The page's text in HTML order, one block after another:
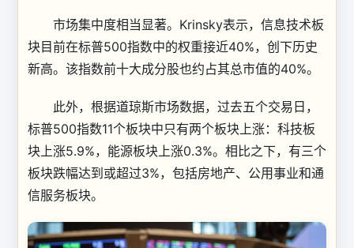
市场集中度相当显著。Krinsky表示，信息技术板
块目前在标普500指数中的权重接近40%，创下历史
新高。该指数前十大成分股也约占其总市值的40%。
此外，根据道琼斯市场数据，过去五个交易日，
标普500指数11个板块中只有两个板块上涨：科技板
块上涨5.9%，能源板块上涨0.3%。相比之下，有三个
板块跌幅达到或超过3%，包括房地产、公用事业和通
信服务板块。